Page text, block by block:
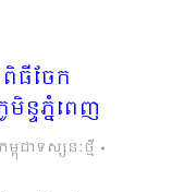
ធីចែក
ទភ្នំពេញ
ម្ពុជាទស្សនៈថ្មី